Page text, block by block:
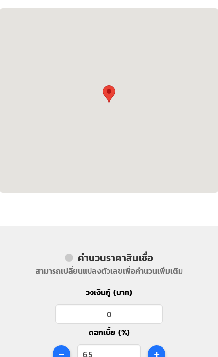
คำนวนราคาสินเชื่อ
สามารถเปลี่ยนแปลงตัวเลขเพื่อคำนวนเพิ่มเติม
วงเงินกู้ (บาท)
ดอกเบี้ย (%)
- +